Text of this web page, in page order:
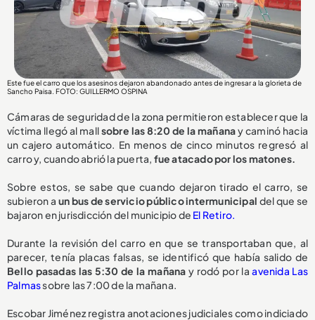
Este fue el carro que los asesinos dejaron abandonado antes de ingresar a la glorieta de
Sancho Paisa. FOTO: GUILLERMO OSPINA
Cámaras de seguridad de la zona permitieron establecer que la
víctima llegó al mallsobre las 8:20 de la mañanay caminó hacia
un cajero automático. En menos de cinco minutos regresó al
carro y, cuando abrió la puerta, fue atacado por los matones.
Sobre estos, se sabe que cuando dejaron tirado el carro, se
subieron a un bus de servicio público intermunicipal del que se
bajaron en jurisdicción del municipio de El Retiro.
Durante la revisión del carro en que se transportaban que, al
parecer, tenía placas falsas, se identificó que había salido de
Bello pasadas las 5:30 de la mañana y rodó por la avenida Las
Palmassobre las 7:00 de la mañana.
Escobar Jiménez registra anotaciones judiciales como indiciado